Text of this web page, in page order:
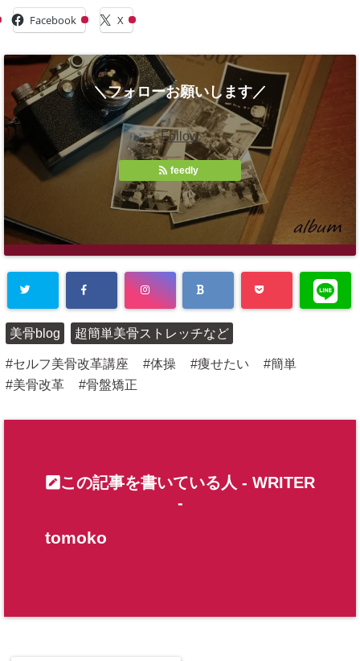
Facebook X
＼フォローお願いします／
Follow
feedly
美骨blog 超簡単美骨ストレッチなど
セルフ美骨改革講座 体操 痩せたい
簡単
美骨改革
骨盤矯正
この記事を書いている人 - WRITER
-
tomoko